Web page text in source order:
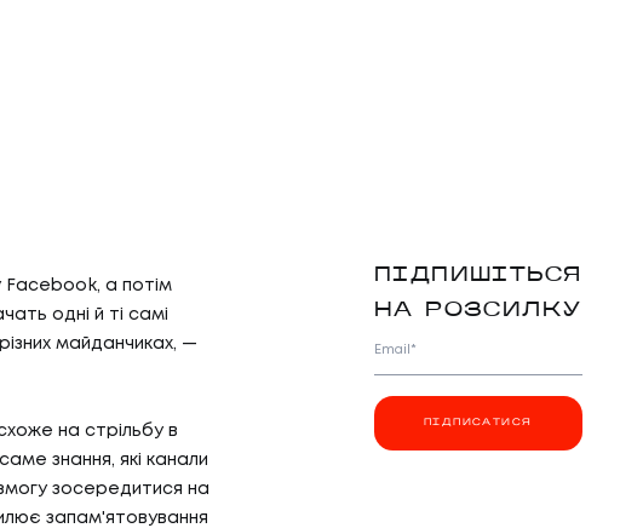
Facebook, а потім
одні й ті самі
майданчиках, —
на стрільбу в
знання, які канали
зосередитися на
запам'ятовування
ПІДПИШІТЬСЯ
НА РОЗСИЛКУ
Email*
ПІДПИСАТИСЯ